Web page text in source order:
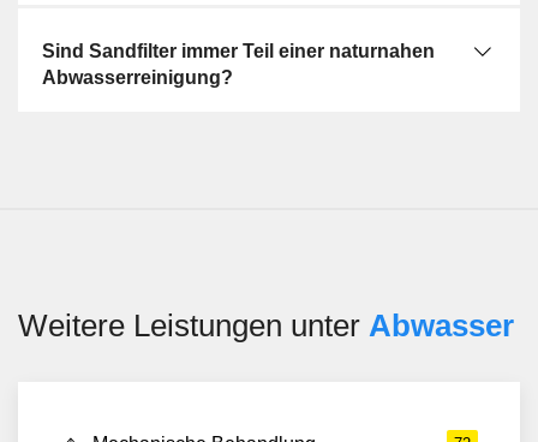
Sind Sandfilter immer Teil einer naturnahen
Abwasserreinigung?
Weitere Leistungen unter Abwasser